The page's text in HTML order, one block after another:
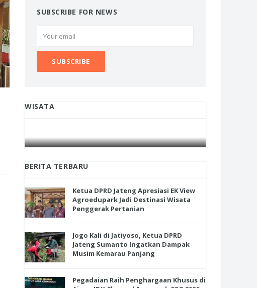
Ketua DPRD Jateng Apresiasi EK
View Agroedupark Jadi Destinasi
SUBSCRIBE FOR NEWS
WISATA
BERITA TERBARU
Ketua DPRD Jateng Apresiasi EK View
Agroedupark Jadi Destinasi Wisata
Penggerak Pertanian
Jogo Kali di Jatiyoso, Ketua DPRD
Jateng Sumanto Ingatkan Dampak
Musim Kemarau Panjang
Pegadaian Raih Penghargaan Khusus di